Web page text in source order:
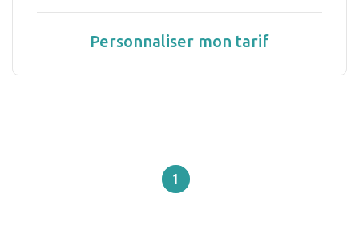
Personnaliser mon tarif
1